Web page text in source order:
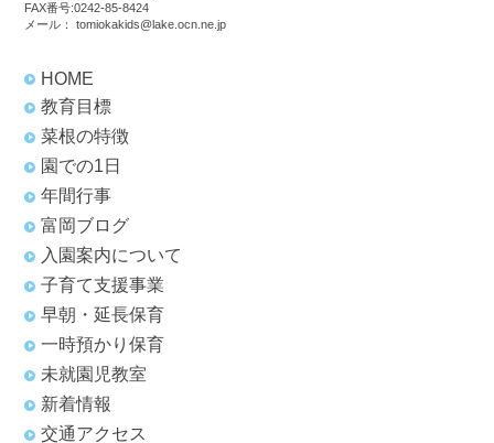
FAX番号:0242-85-8424
メール：tomiokakids@lake.ocn.ne.jp
HOME
教育目標
菜根の特徴
園での1日
年間行事
富岡ブログ
入園案内について
子育て支援事業
早朝・延長保育
一時預かり保育
未就園児教室
新着情報
交通アクセス